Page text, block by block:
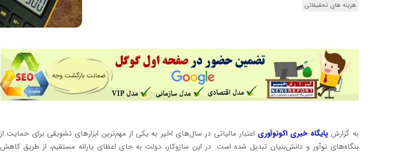
هزینه های تحقیقاتی
به گزارش پایگاه خبری اکونوآوری اعتبار مالیاتی در سال‌های اخیر به یکی از مهم‌ترین ابزارهای تشویقی برای حمایت از
بنگاه‌های نوآور و دانش‌بنیان تبدیل شده است. در این سازوکار، دولت به جای اعطای یارانه مستقیم، از طریق کاهش